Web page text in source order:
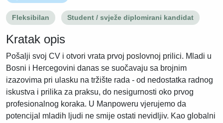
Fleksibilan Student / svježe diplomirani kandidat
Kratak opis
Pošalji svoj CV i otvori vrata prvoj poslovnoj prilici. Mladi u
Bosni i Hercegovini danas se suočavaju sa brojnim
izazovima pri ulasku na tržište rada - od nedostatka radnog
iskustva i prilika za praksu, do nesigurnosti oko prvog
profesionalnog koraka. U Manpoweru vjerujemo da
potencijal mladih ljudi ne smije ostati nevidljiv. Kao globalni